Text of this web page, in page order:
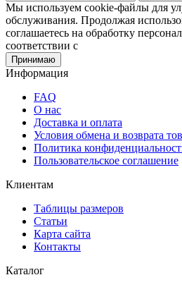
Мы используем cookie-файлы для
обслуживания. Продолжая
соглашаетесь на обработку
соответствии с
Принимаю
Информация
FAQ
О нас
Доставка и оплата
Условия обмена и возврата
Политика
Пользовательское соглашение
Клиентам
Таблицы размеров
Статьи
Карта сайта
Контакты
Каталог